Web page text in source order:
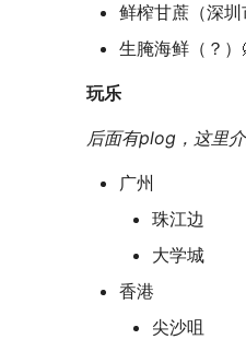
鲜榨甘蔗（深
生腌海鲜（？）
玩乐
后面有plog，这里
广州
珠江边
大学城
香港
尖沙咀